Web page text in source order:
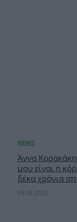
Άννα
μου είναι η
δέκα χρόνια
09.08.2026